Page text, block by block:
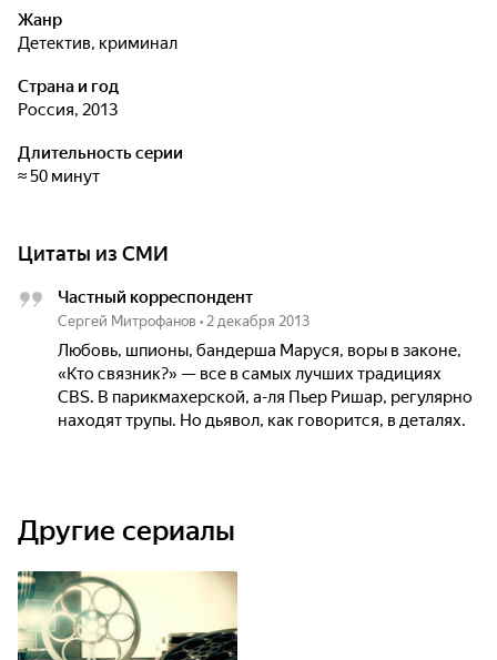
Жанр
детектив, криминал
Страна и год
Россия, 2013
Длительность серии
≈ 50 минут
Цитаты из СМИ
Частный корреспондент
Сергей Митрофанов • 2 декабря 2013
Любовь, шпионы, бандерша Маруся, воры в законе,
«Кто связник?» — все в самых лучших традициях
CBS. В парикмахерской, а-ля Пьер Ришар, регулярно
находят трупы. Но дьявол, как говорится, в деталях.
Другие сериалы